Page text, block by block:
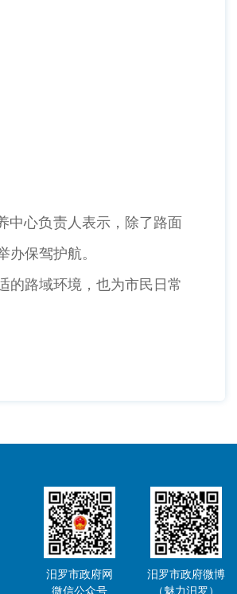
心负责人表示，除了路面
保驾护航。
路域环境，也为市民日常
汨罗市政府网
微信公众号
汨罗市政府微博
（魅力汨罗）